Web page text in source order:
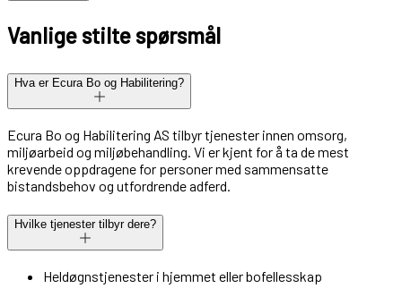
Vanlige stilte spørsmål
Hva er Ecura Bo og Habilitering?
Ecura Bo og Habilitering AS tilbyr tjenester innen omsorg,
miljøarbeid og miljøbehandling. Vi er kjent for å ta de mest
krevende oppdragene for personer med sammensatte
bistandsbehov og utfordrende adferd.
Hvilke tjenester tilbyr dere?
Heldøgnstjenester i hjemmet eller bofellesskap